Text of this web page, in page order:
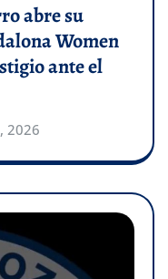
abre su
Women
ante el
2026